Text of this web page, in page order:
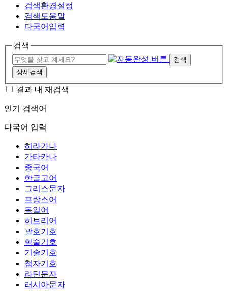
검색환경설정
검색도움말
다국어입력
검색
검색
상세검색
결과 내 재검색
인기 검색어
다국어 입력
히라가나
가타카나
중국어
한글고어
그리스문자
프랑스어
독일어
히브리어
괄호기호
학술기호
기술기호
첨자기호
라틴문자
러시아문자